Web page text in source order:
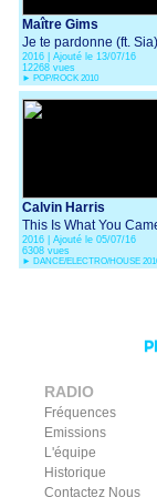
Maître Gims
Je te pardonne (ft. Sia)
2016 | Ajouté le 13/07/16
12268 vues
► POP/ROCK 2010
Calvin Harris
This Is What You
For (ft. Rihanna)
2016 | Ajouté le 05/07/16
6308 vues
► DANCE/ELECTRO/HOUSE
RADIO
Fréquences
Emissions
L'équipe
Historique
Contactez Nous